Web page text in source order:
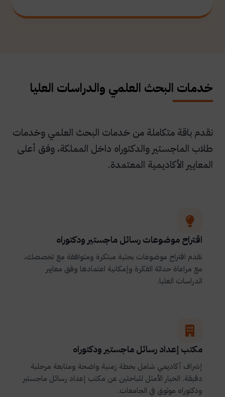
خدمات البحث العلمي والدراسات العليا
نقدم باقة متكاملة من خدمات البحث العلمي وخدمات
طلاب الماجستير والدكتوراه داخل المملكة، وفق أعلى
المعايير الأكاديمية المعتمدة.
اقتراح موضوعات رسائل ماجستير ودكتوراه
نقدم اقتراح موضوعات بحثية مبتكرة ومتوافقة مع تخصصك،
مع مراعاة حداثة الفكرة وإمكانية اعتمادها وفق معايير
الدراسات العليا.
مكتب إعداد رسائل ماجستير ودكتوراه
إشراف أكاديمي شامل بخطة زمنية واضحة ومتابعة مرحلية
دقيقة. الخيار الأمثل للباحثين عن مكتب إعداد رسائل ماجستير
ودكتوراه موثوق في الجامعات.